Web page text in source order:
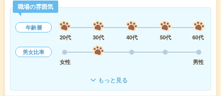
職場の雰囲気
年齢層
20代
30代 40代 50代
60代
男女比率
女性
男性
もっと見る